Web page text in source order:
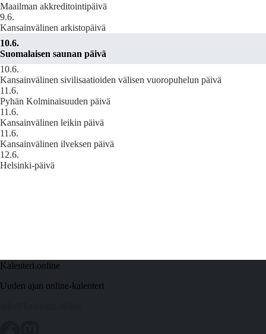
Maailman akkreditointipäivä
9.6.
Kansainvälinen arkistopäivä
10.6.
Suomalaisen saunan päivä
10.6.
Kansainvälinen sivilisaatioiden välisen vuoropuhelun päivä
11.6.
Pyhän Kolminaisuuden päivä
11.6.
Kansainvälinen leikin päivä
11.6.
Kansainvälinen ilveksen päivä
12.6.
Helsinki-päivä
Kalenteri.online
Uuden ajan online-kalenteri